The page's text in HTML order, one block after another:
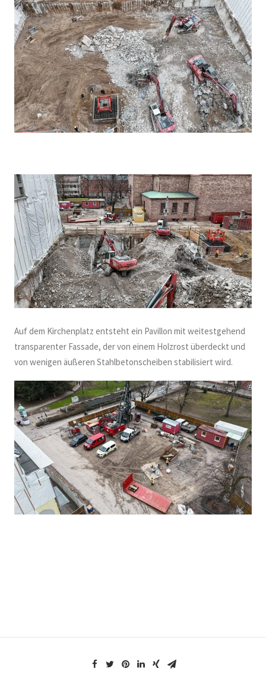
Auf dem Kirchenplatz entsteht ein Pavillon mit weitestgehend
transparenter Fassade, der von einem Holzrost überdeckt und
von wenigen äußeren Stahlbetonscheiben stabilisiert wird.